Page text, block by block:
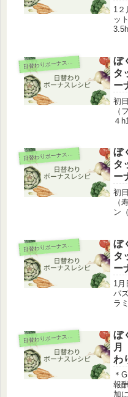
ル
1２
ッ
糖
（
日
替わりボーナスレシピ
ぼ
タ
ー
初
（
４
ワ
テ
日
替わりボーナスレシピ
ぼ
タ
ー
初
（
ン
目
ッ
日
替わりボーナスレシピ
ぼ
タ
ー
1月
パ
ラ
パ
HN
日
替わりボーナスレシピ
ぼ
月
わ
＊
報
加